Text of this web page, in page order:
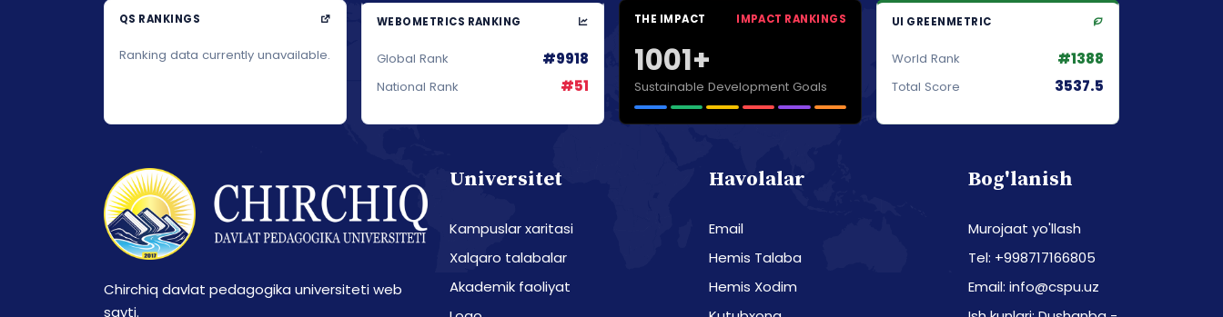
QS RANKINGS
Ranking data currently unavailable.
WEBOMETRICS RANKING
Global Rank #9918
National Rank #51
THE IMPACT IMPACT RANKINGS
1001+
Sustainable Development Goals
UI GREENMETRIC
World Rank #1388
Total Score 3537.5
Chirchiq davlat pedagogika universiteti web
sayti.
Universitet
Kampuslar xaritasi
Xalqaro talabalar
Akademik faoliyat
Havolalar
Email
Hemis Talaba
Hemis Xodim
Bog'lanish
Murojaat yo'llash
Tel: +998717166805
Email: info@cspu.uz